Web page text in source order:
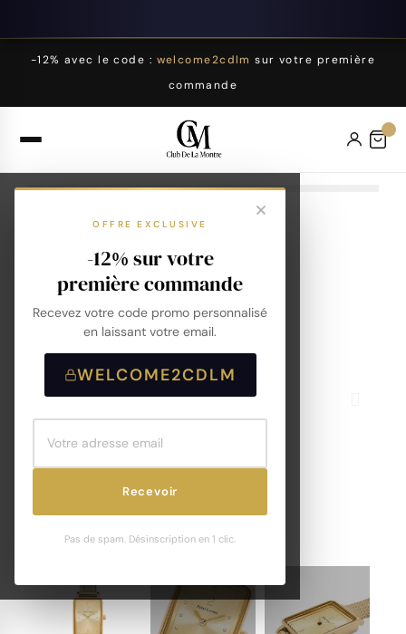
-12% avec le code : welcome2cdlm sur votre première
commande
OFFRE EXCLUSIVE
-12% sur votre
première commande
Recevez votre code promo personnalisé
en laissant votre email.
WELCOME2CDLM
Recevoir
Pas de spam. Désinscription en 1 clic.